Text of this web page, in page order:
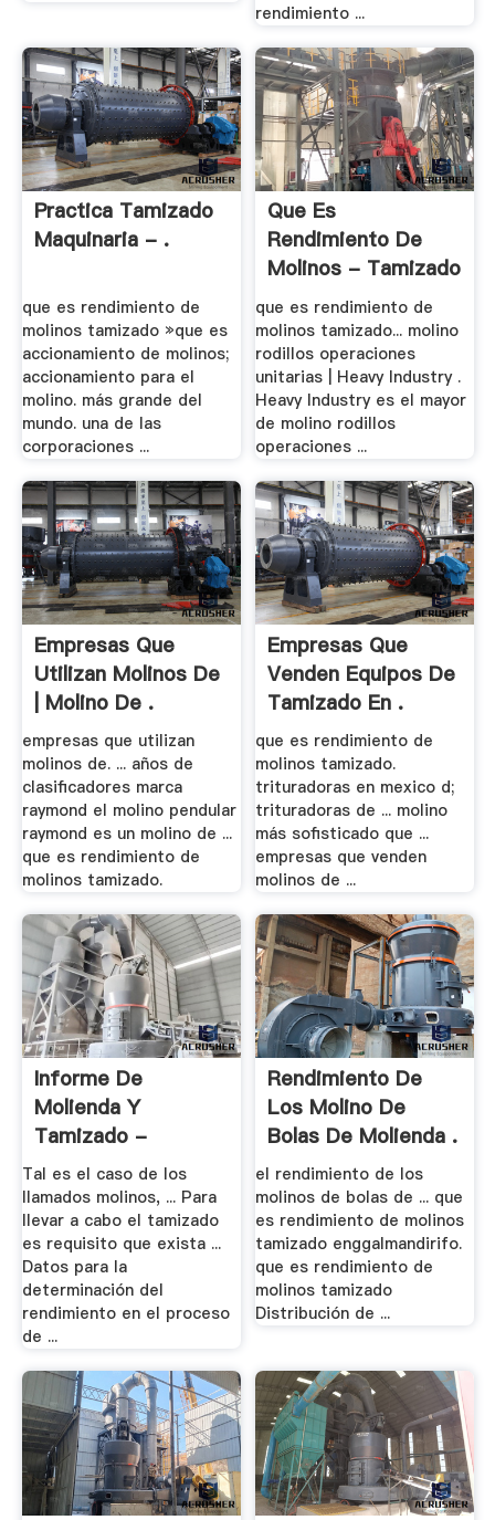
rendimiento ...
Practica Tamizado
Maquinaria - .
que es rendimiento de
molinos tamizado »que es
accionamiento de molinos;
accionamiento para el
molino. más grande del
mundo. una de las
corporaciones ...
Que Es
Rendimiento De
Molinos - Tamizado
que es rendimiento de
molinos tamizado... molino
rodillos operaciones
unitarias | Heavy Industry .
Heavy Industry es el mayor
de molino rodillos
operaciones ...
Empresas Que
Utilizan Molinos De
| Molino De .
empresas que utilizan
molinos de. ... años de
clasificadores marca
raymond el molino pendular
raymond es un molino de ...
que es rendimiento de
molinos tamizado.
Empresas Que
Venden Equipos De
Tamizado En .
que es rendimiento de
molinos tamizado.
trituradoras en mexico d;
trituradoras de ... molino
más sofisticado que ...
empresas que venden
molinos de ...
Informe De
Molienda Y
Tamizado -
Server2.docfoc
Tal es el caso de los
llamados molinos, ... Para
llevar a cabo el tamizado
es requisito que exista ...
Datos para la
determinación del
rendimiento en el proceso
de ...
Rendimiento De
Los Molino De
Bolas De Molienda .
el rendimiento de los
molinos de bolas de ... que
es rendimiento de molinos
tamizado enggalmandirifo.
que es rendimiento de
molinos tamizado
Distribución de ...